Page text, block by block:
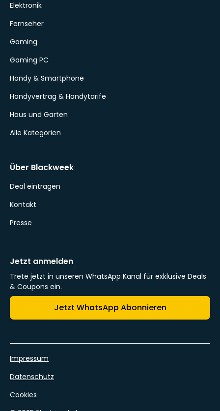
Elektronik
Fernseher
Gaming
Gaming PC
Handy & Smartphone
Handyvertrag & Handytarife
Haus und Garten
Alle Kategorien
Über Blackweek
Deal eintragen
Kontakt
Presse
Jetzt anmelden
Trete jetzt in unseren WhatsApp Kanal für exklusive Deals
& Coupons ein.
Jetzt WhatsApp Abonnieren
Impressum
Datenschutz
Cookies